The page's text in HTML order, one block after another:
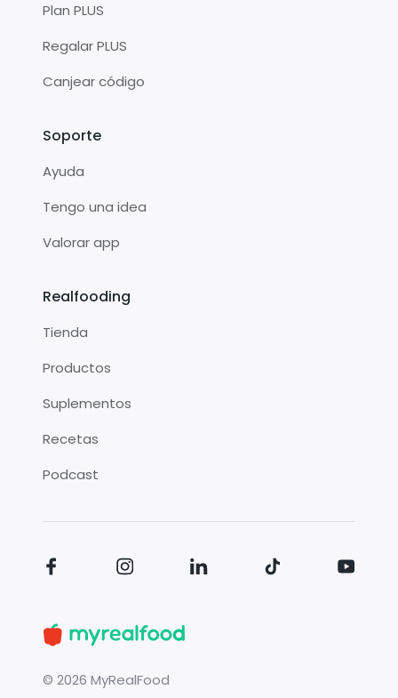
Plan PLUS
Regalar PLUS
Canjear código
Soporte
Ayuda
Tengo una idea
Valorar app
Realfooding
Tienda
Productos
Suplementos
Recetas
Podcast
© 2026 MyRealFood